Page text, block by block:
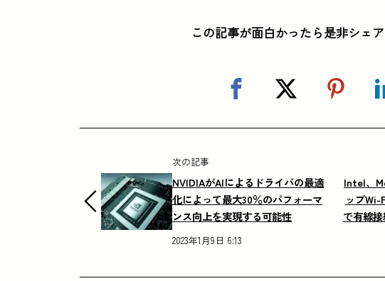
この記事が面白かったら是非シェ
次の記事
NVIDIAがAIによるドライバの最適
化によって最大30％のパフォーマ
ンス向上を実現する可能性
2023年1月9日 6:13
Intel、
ップWi-
で有線